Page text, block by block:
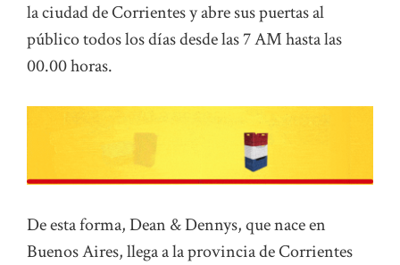
la ciudad de Corrientes y abre sus puertas al
público todos los días desde las 7 AM hasta las
00.00 horas.
De esta forma, Dean & Dennys, que nace en
Buenos Aires, llega a la provincia de Corrientes